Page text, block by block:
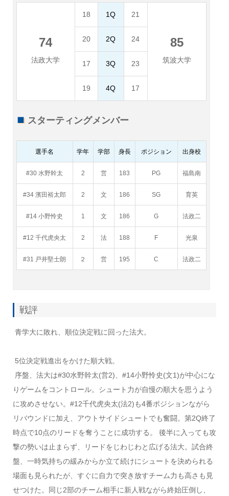
74
法政大学
18 1Q 21
85
筑波大学
20 2Q 24
17 3Q 23
19 4Q 17
スターティングメンバー
選手名 学年 学部 身長 ポジション 出身校
#30 水野幹太 2 営 183 PG 福島南
#34 濱田裕太郎 2 文 186 SG 育英
#14 小野怜史 1 文 186 G 法政二
#12 千代虎央太 2 法 188 F 光泉
#31 戸井堅士朗 ２ 営 195 C 法政二
戦評
青学大に敗れ、順位決定戦に回った法大。
5位決定戦進出をかけた順大戦。
序盤、法大は#30水野幹太(営2)、#14小野怜史(文1)が中心にな
りゲームをコントロール。シュート力が自慢の順大を思うよう
に攻めさせない。#12千代虎央太(法2)も4番ポジションながら
リバウンドに加え、アウトサイドシュートでも奮闘。第2Q終了
時点で10点のリードを奪うことに成功する。 後半に入っても攻
撃の勢いは止まらず、リードをじわじわと広げる法大。試合終
盤、一時気持ちの緩みからか立て続けにシュートを決められる
場面も見られたが、すぐに自力で突き放すチーム力も高さも見
せつけた。同じ2部のチーム相手に新人戦ながら終始圧倒し、